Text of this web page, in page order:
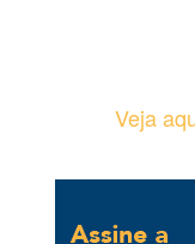
Veja